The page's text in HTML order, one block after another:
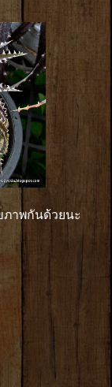
าพกันด้วยนะ